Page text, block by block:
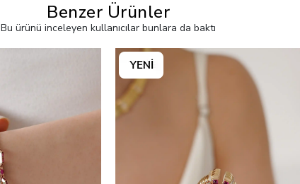
Benzer Ürünler
Bu ürünü inceleyen kullanıcılar bunlara da baktı